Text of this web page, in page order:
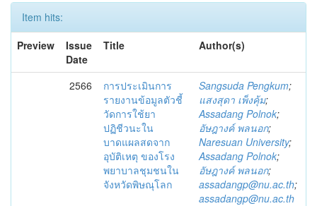
Item hits:
Preview
Issue
Date
Title Author(s)
2566
การประเมินการ
รายงานข้อมูลตัวชี้
วัดการใช้ยา
ปฏิชีวนะใน
บาดแผลสดจาก
อุบัติเหตุ ของโรง
พยาบาลชุมชนใน
จังหวัดพิษณุโลก
Sangsuda Pengkum;
แสงสุดา เพ็งคุ้ม;
Assadang Polnok;
อัษฎางค์ พลนอก;
Naresuan University;
Assadang Polnok;
อัษฎางค์ พลนอก;
assadangp@nu.ac.th;
assadangp@nu.ac.th